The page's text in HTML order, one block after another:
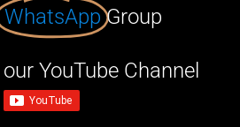
WhatsApp Group
YouTube Channel